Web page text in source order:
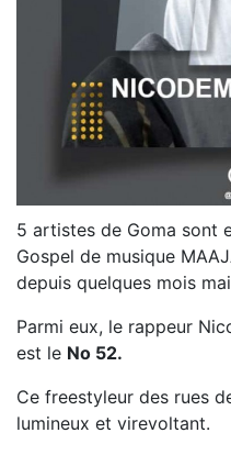
5 artistes de Goma sont
Gospel de musique
depuis quelques mois
Parmi eux, le rappeur
est le No 52.
Ce freestyleur des rues
lumineux et virevoltant.